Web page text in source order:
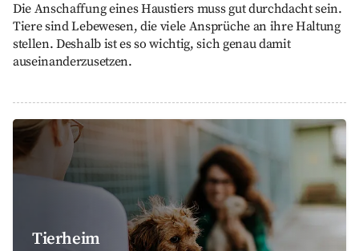
Die Anschaffung eines Haustiers muss gut durchdacht sein.
Tiere sind Lebewesen, die viele Ansprüche an ihre Haltung
stellen. Deshalb ist es so wichtig, sich genau damit
auseinanderzusetzen.
Tierheim